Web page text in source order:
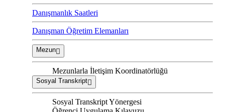
Danışmanlık Saatleri
Danışman Öğretim Elemanları
Mezun
Mezunlarla İletişim Koordinatörlüğü
Sosyal Transkript
Sosyal Transkript Yönergesi